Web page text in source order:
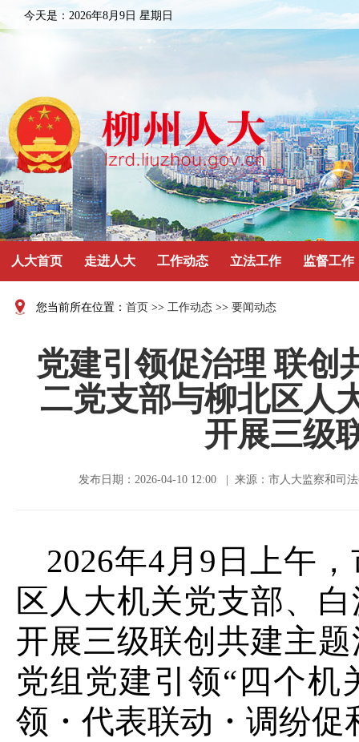
今天是： 2026年8月9日 星期日
人大首页 走进人大 工作动态 立法工作 监督工作
您当前所在位置： 首页 >> 工作动态 >> 要闻动态
党建引领促治理 联
二党支部与柳北区人
开展三级
发布日期：2026-04-10 12:00 | 来源：市人大监察和司
2026年4月9日上午
区人大机关党支部、
开展三级联创共建主
党组党建引领“四个机
领・代表联动・调纷促